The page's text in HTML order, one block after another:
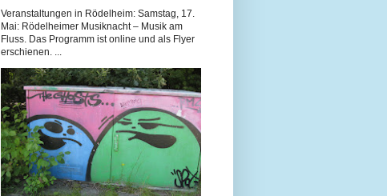
Veranstaltungen in Rödelheim: Samstag, 17.
Mai: Rödelheimer Musiknacht – Musik am
Fluss. Das Programm ist online und als Flyer
erschienen. ...